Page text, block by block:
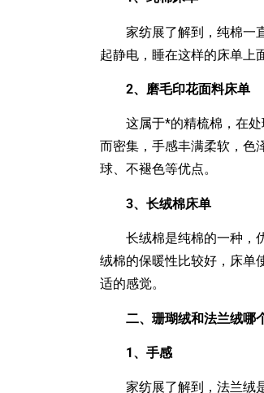
家纺展了解到，纯棉一直
起静电，睡在这样的床单上
2、磨毛印花面料床单
这属于*的精梳棉，在处
而密集，手感丰满柔软，色
球、不褪色等优点。
3、长绒棉床单
长绒棉是纯棉的一种，优
绒棉的保暖性比较好，床单
适的感觉。
二、珊瑚绒和法兰绒哪
1、手感
家纺展了解到，法兰绒是